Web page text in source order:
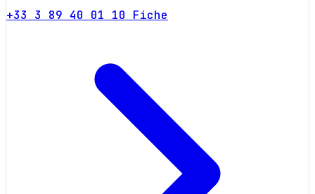
+33 3 89 40 01 10 Fiche